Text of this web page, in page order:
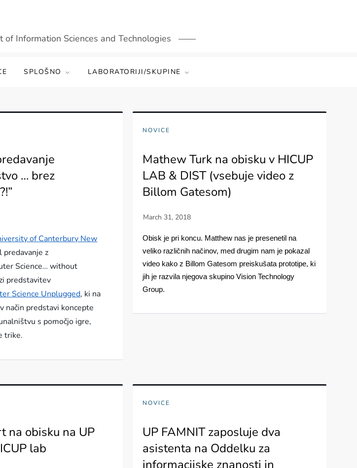
Information Sciences and Technologies
SPLOŠNO LABORATORIJI/SKUPINE
… brez
of Canterbury New
predavanje z
Science… without
predstavitev
Science Unplugged, ki na
način predstavi koncepte
s pomočjo igre,
trike.
NOVICE
Mathew Turk na obisku v HICUP
LAB & DIST (vsebuje video z
Billom Gatesom)
Obisk je pri koncu. Matthew nas je presenetil na
veliko različnih načinov, med drugim nam je pokazal
video kako z Billom Gatesom preiskušata prototipe, ki
jih je razvila njegova skupino Vision Technology
Group.
na obisku na UP
lab
NOVICE
UP FAMNIT zaposluje dva
asistenta na Oddelku za
informacijske znanosti in